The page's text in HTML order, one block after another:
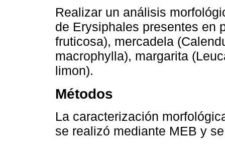
Realizar un análisis
de Erysiphales presentes en
fruticosa), mercadela
macrophylla), margarita
limon).
Métodos
La caracterización
se realizó mediante MEB y